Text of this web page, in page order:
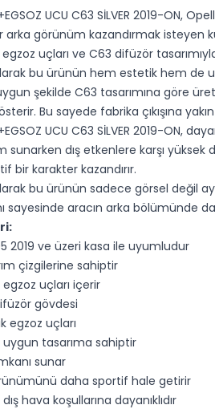
UCU C63 SİLVER 2019-
görünüm kazandırmak isteyen
uçları ve C63 difüzör
bu ürünün hem estetik hem de
şekilde C63 tasarımına göre
Bu sayede fabrika çıkışına
UCU C63 SİLVER 2019-ON,
sunarken dış etkenlere karşı
bir karakter kazandırır.
bu ürünün sadece görsel değil
sayesinde aracın arka bölümünde
2019 ve üzeri kasa ile uyumludur
çizgilerine sahiptir
uçları içerir
gövdesi
egzoz uçları
uygun tasarıma sahiptir
sunar
daha sportif hale getirir
hava koşullarına dayanıklıdır